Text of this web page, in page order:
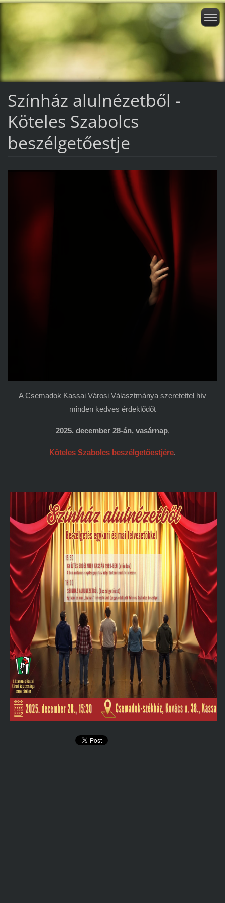
Színház alulnézetből -
Köteles Szabolcs
beszélgetőestje
A Csemadok Kassai Városi Választmánya szeretettel hív
minden kedves érdeklődőt
2025. december 28-án, vasárnap,
Köteles Szabolcs beszélgetőestjére.